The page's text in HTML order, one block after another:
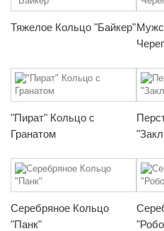
Тяжелое Кольцо "Байкер"
"Пират" Кольцо с
Гранатом
Серебряное Кольцо
"Панк"